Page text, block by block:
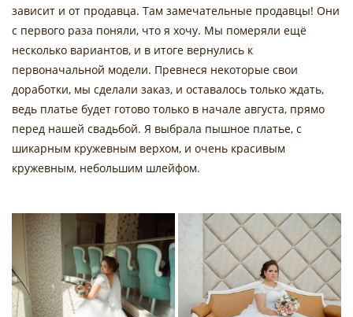
зависит и от продавца. Там замечательные продавцы! Они
с первого раза поняли, что я хочу. Мы померяли ещё
несколько вариантов, и в итоге вернулись к
первоначальной модели. Превнеся некоторые свои
доработки, мы сделали заказ, и оставалось только ждать,
ведь платье будет готово только в начале августа, прямо
перед нашей свадьбой. Я выбрала пышное платье, с
шикарным кружевным верхом, и очень красивым
кружевным, небольшим шлейфом.